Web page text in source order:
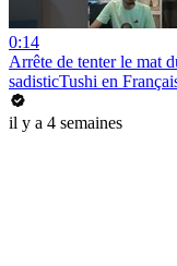
0:14
Arrête de tenter le mat
sadisticTushi en
il y a 4 semaines